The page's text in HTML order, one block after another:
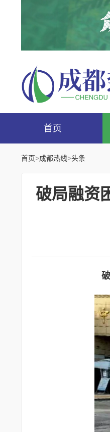
首页
首页>成都热线>头条
破局融资